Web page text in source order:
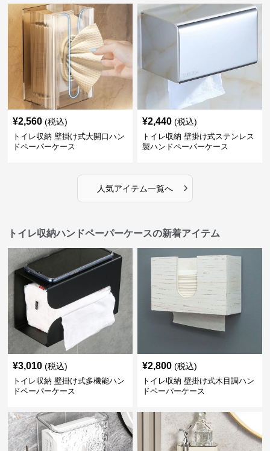
¥2,560 (税込)
トイレ収納 壁掛け式大開口ハン
ドペーパーケース
¥2,440 (税込)
トイレ収納 壁掛け式ステンレス
製ハンドペーパーケース
人気アイテム一覧へ ›
トイレ収納ハンドペーパーケースの新着アイテム
¥3,010 (税込)
トイレ収納 壁掛け式多機能ハン
ドペーパーケース
¥2,800 (税込)
トイレ収納 壁掛け式木目調ハン
ドペーパーケース